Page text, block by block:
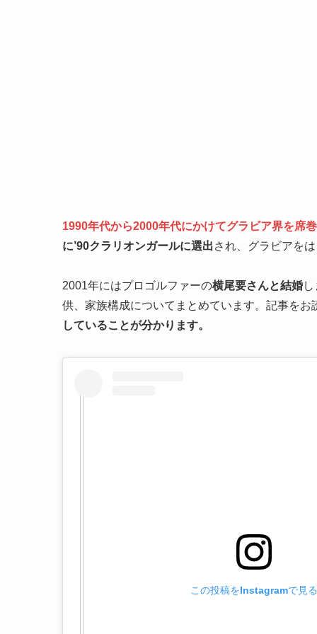
1990年代から2000年代にかけてグラビア界を席
に’90クラリオンガールに選出され、グラビアを
2001年にはプロゴルファーの横尾要さんと結婚
供、家族構成についてまとめています。記事をお
していることが分かります。
この投稿をInstagramで見る